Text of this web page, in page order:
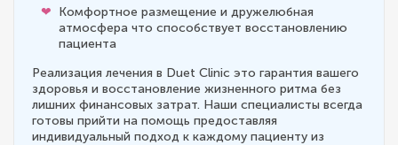
Комфортное размещение и дружелюбная
атмосфера что способствует восстановлению
пациента
Реализация лечения в Duet Clinic это гарантия вашего
здоровья и восстановление жизненного ритма без
лишних финансовых затрат. Наши специалисты всегда
готовы прийти на помощь предоставляя
индивидуальный подход к каждому пациенту из